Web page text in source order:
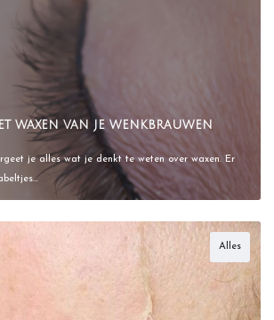
waxen van je wenkbrauwen
je alles wat je denkt te weten over waxen. Er
Alles